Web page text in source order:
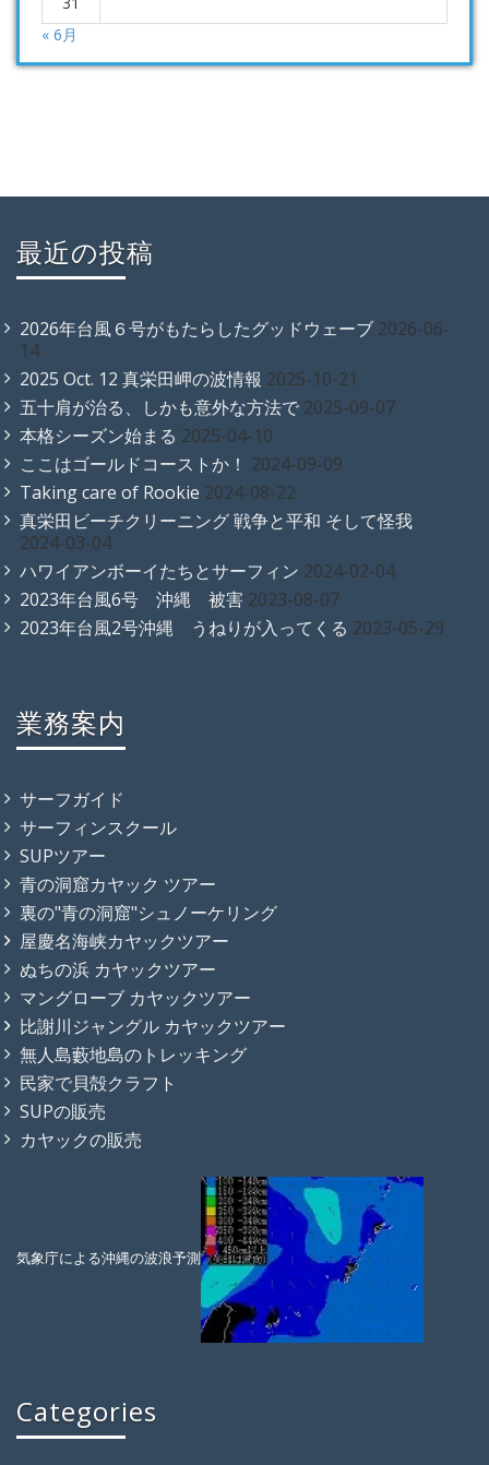
« 6月
最近の投稿
2026年台風６号がもたらしたグッドウェーブ 2026-06-
14
2025 Oct. 12 真栄田岬の波情報 2025-10-21
五十肩が治る、しかも意外な方法で 2025-09-07
本格シーズン始まる 2025-04-10
ここはゴールドコーストか！ 2024-09-09
Taking care of Rookie 2024-08-22
真栄田ビーチクリーニング 戦争と平和 そして怪我
2024-03-04
ハワイアンボーイたちとサーフィン 2024-02-04
2023年台風6号 沖縄 被害 2023-08-07
2023年台風2号沖縄 うねりが入ってくる 2023-05-29
業務案内
サーフガイド
サーフィンスクール
SUPツアー
青の洞窟カヤック ツアー
裏の"青の洞窟"シュノーケリング
屋慶名海峡カヤックツアー
ぬちの浜 カヤックツアー
マングローブ カヤックツアー
比謝川ジャングル カヤックツアー
無人島藪地島のトレッキング
民家で貝殻クラフト
SUPの販売
カヤックの販売
気象庁による沖縄の波浪予測
Categories